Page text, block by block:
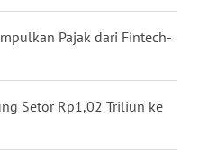
Pajak dari Fintech-
Setor Rp1,02 Triliun ke